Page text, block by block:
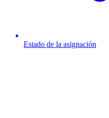
Estado de la asignación